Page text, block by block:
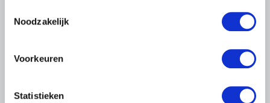
Noodzakelijk
Voorkeuren
Statistieken